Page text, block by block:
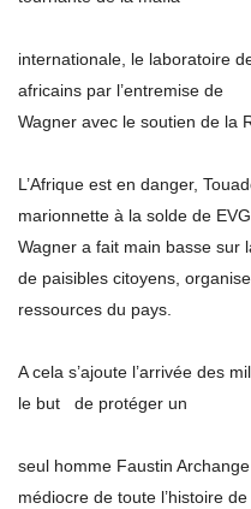
internationale, le laboratoire
africains par l’entremise de
Wagner avec le soutien de la
L’Afrique est en danger,
marionnette à la solde de
Wagner a fait main basse sur
de paisibles citoyens,
ressources du pays.
A cela s’ajoute l’arrivée des
le but de protéger un
seul homme Faustin
médiocre de toute l’histoire